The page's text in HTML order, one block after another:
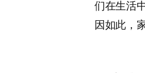
们在生活
因如此，